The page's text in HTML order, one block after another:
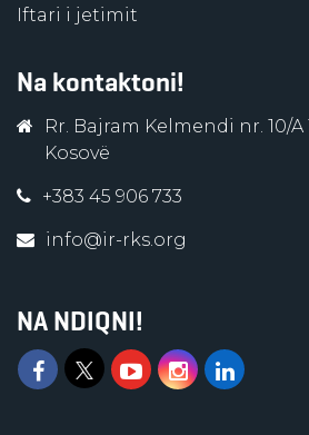
Iftari i jetimit
Na kontaktoni!
Rr. Bajram Kelmendi nr. 10/
Kosovë
+383 45 906 733
info@ir-rks.org
NA NDIQNI!